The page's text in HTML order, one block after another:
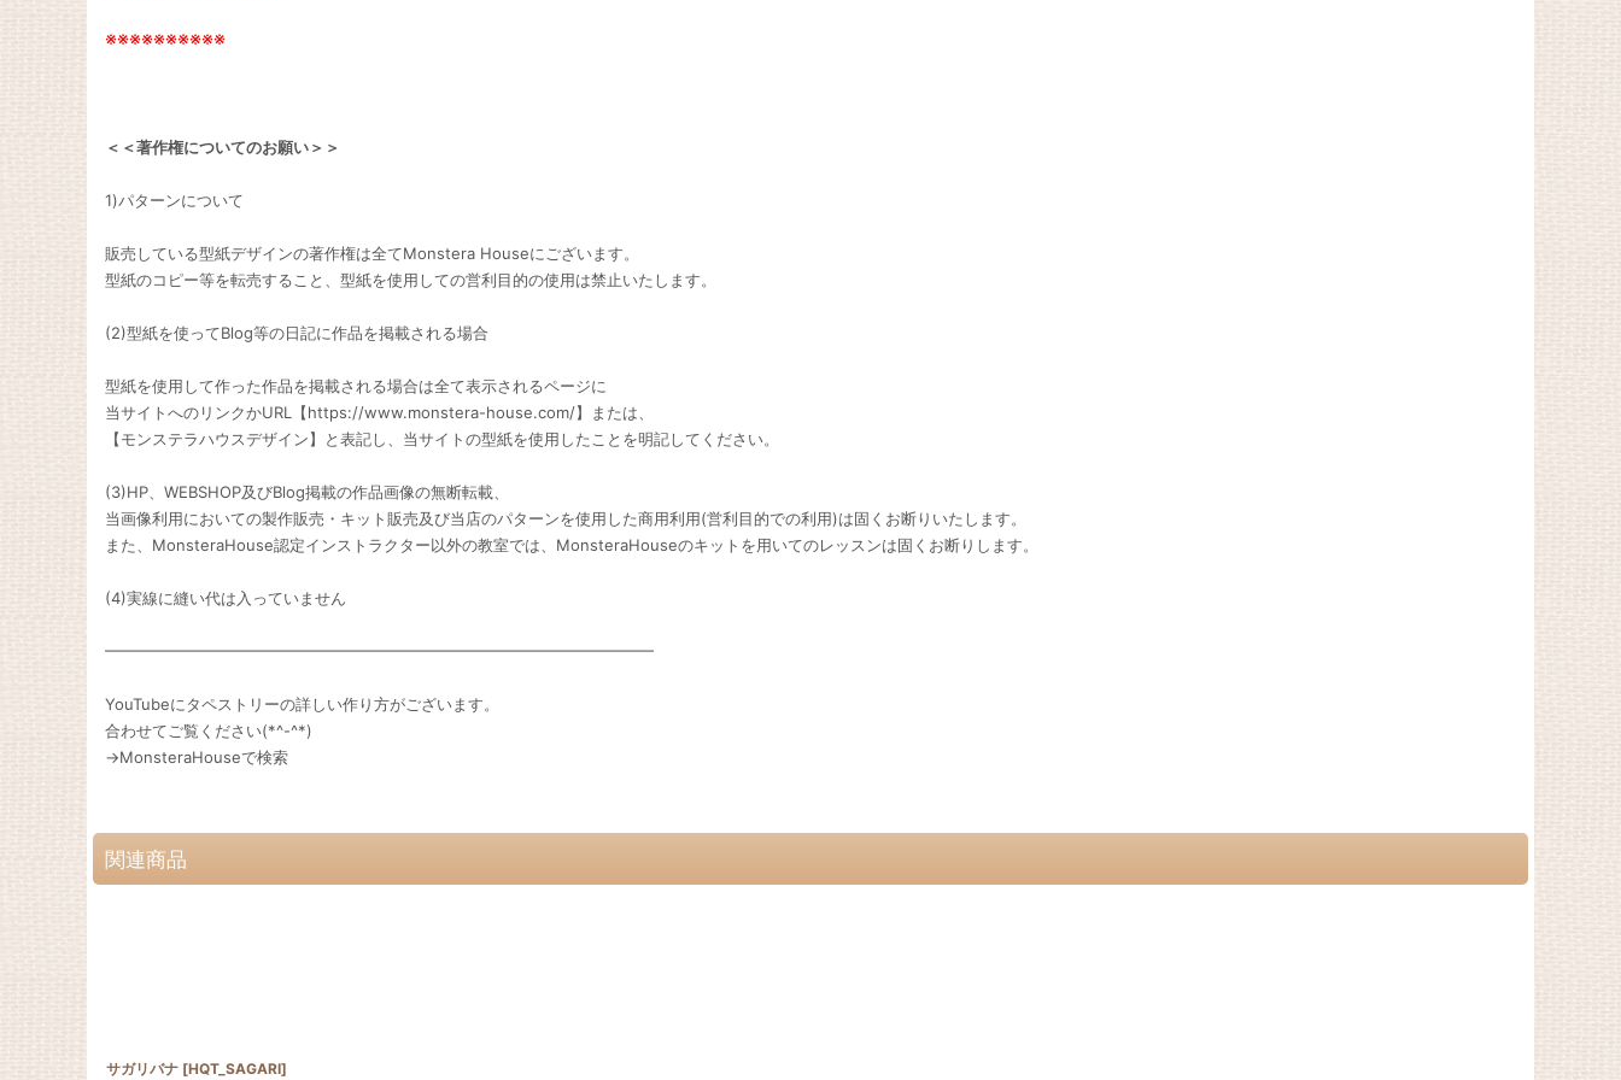
※※※※※※※※※※
＜＜著作権についてのお願い＞＞
1)パターンについて
販売している型紙デザインの著作権は全てMonstera Houseにございます。
型紙のコピー等を転売すること、型紙を使用しての営利目的の使用は禁止いたします。
(2)型紙を使ってBlog等の日記に作品を掲載される場合
型紙を使用して作った作品を掲載される場合は全て表示されるページに
当サイトへのリンクかURL【https://www.monstera-house.com/】または、
【モンステラハウスデザイン】と表記し、当サイトの型紙を使用したことを明記してください。
(3)HP、WEBSHOP及びBlog掲載の作品画像の無断転載、
当画像利用においての製作販売・キット販売及び当店のパターンを使用した商用利用(営利目的での利用)は固くお断りいたします。
また、MonsteraHouse認定インストラクター以外の教室では、MonsteraHouseのキットを用いてのレッスンは固くお断りします。
(4)実線に縫い代は入っていません
━━━━━━━━━━━━━━━━━━━━━━━━━━━━━━━━━━━
YouTubeにタペストリーの詳しい作り方がございます。
合わせてご覧ください(*^-^*)
→MonsteraHouseで検索
関連商品
サガリバナ [HQT_SAGARI]